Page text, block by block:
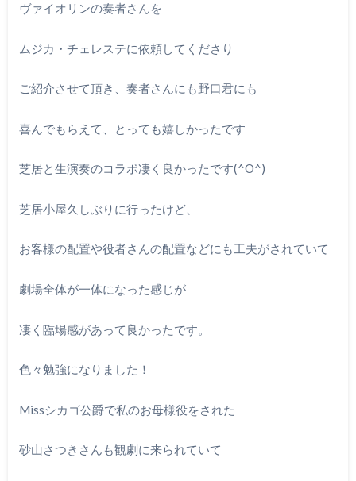
ヴァイオリンの奏者さんを
ムジカ・チェレステに依頼してくださり
ご紹介させて頂き、奏者さんにも野口君にも
喜んでもらえて、とっても嬉しかったです
芝居と生演奏のコラボ凄く良かったです(^O^)
芝居小屋久しぶりに行ったけど、
お客様の配置や役者さんの配置などにも工夫がされていて
劇場全体が一体になった感じが
凄く臨場感があって良かったです。
色々勉強になりました！
Missシカゴ公爵で私のお母様役をされた
砂山さつきさんも観劇に来られていて